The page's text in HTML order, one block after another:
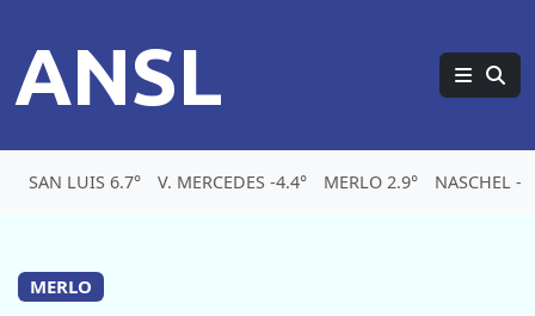
ANSL
SAN LUIS 6.7° V. MERCEDES -4.4° MERLO 2.9° NASCHEL -
MERLO